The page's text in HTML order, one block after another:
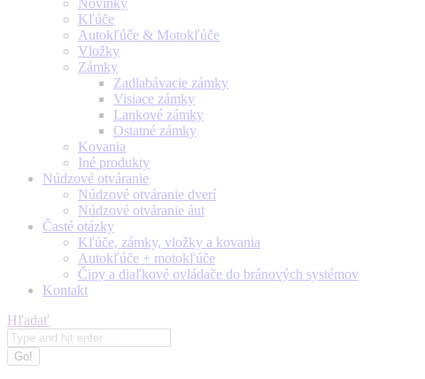
Novinky
Kľúče
Autokľúče & Motokľúče
Vložky
Zámky
Zadlabávacie zámky
Visiace zámky
Lankové zámky
Ostatné zámky
Kovania
Iné produkty
Núdzové otváranie
Núdzové otváranie dverí
Núdzové otváranie áut
Časté otázky
Kľúče, zámky, vložky a kovania
Autokľúče + motokľúče
Čipy a diaľkové ovládače do bránových systémov
Kontakt
Search:
Hľadať